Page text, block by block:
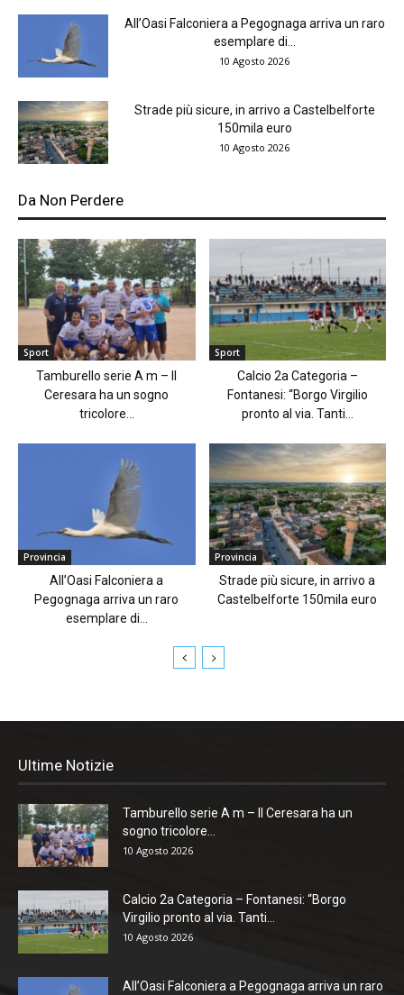
All’Oasi Falconiera a Pegognaga arriva un raro
esemplare di...
10 Agosto 2026
Strade più sicure, in arrivo a Castelbelforte
150mila euro
10 Agosto 2026
Da Non Perdere
Sport
Tamburello serie A m – Il
Ceresara ha un sogno
tricolore...
Sport
Calcio 2a Categoria –
Fontanesi: “Borgo Virgilio
pronto al via. Tanti...
Provincia
All’Oasi Falconiera a
Pegognaga arriva un raro
esemplare di...
Provincia
Strade più sicure, in arrivo a
Castelbelforte 150mila euro
Ultime Notizie
Tamburello serie A m – Il Ceresara ha un
sogno tricolore...
10 Agosto 2026
Calcio 2a Categoria – Fontanesi: “Borgo
Virgilio pronto al via. Tanti...
10 Agosto 2026
All’Oasi Falconiera a Pegognaga arriva un raro